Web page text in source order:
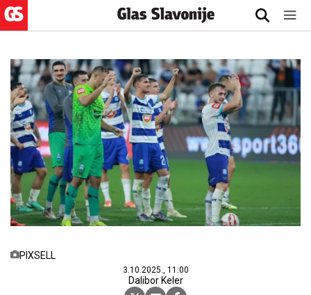
PIXSELL
3.10.2025., 11:00
Dalibor Keler